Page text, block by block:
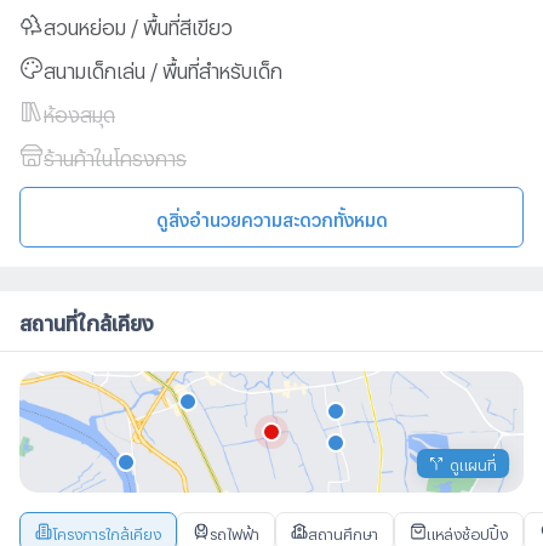
สวนหย่อม / พื้นที่สีเขียว
สนามเด็กเล่น / พื้นที่สำหรับเด็ก
ห้องสมุด
ร้านค้าในโครงการ
ดูสิ่งอำนวยความสะดวกทั้งหมด
สถานที่ใกล้เคียง
ดูแผนที่
โครงการใกล้เคียง รถไฟฟ้า สถานศึกษา แหล่งช้อปปิ้ง